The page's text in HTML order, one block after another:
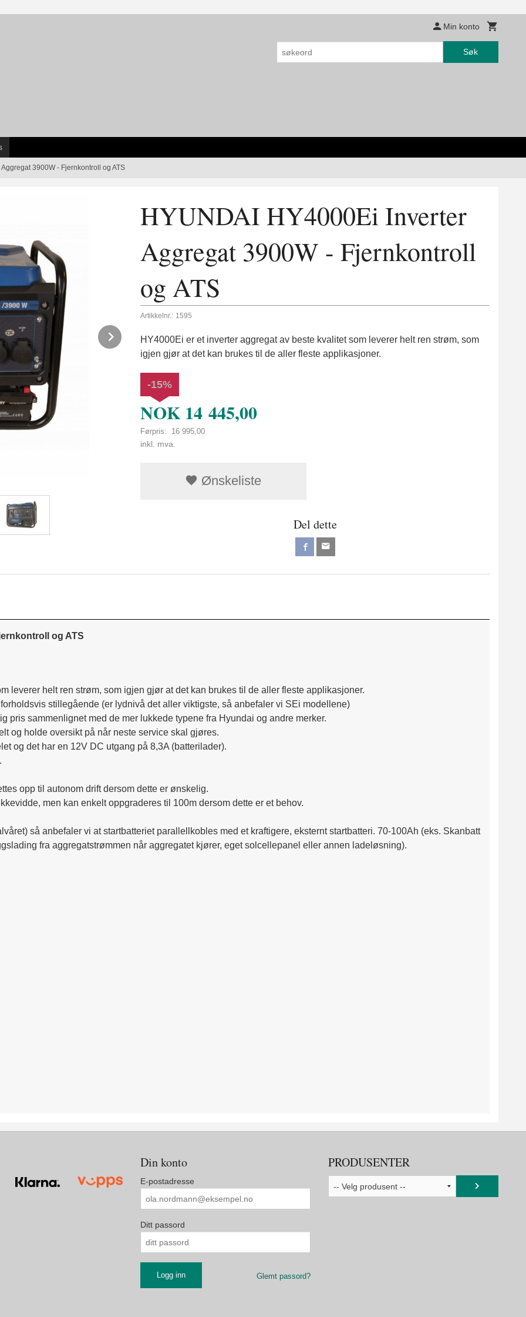
Min konto
Søk
3900W - Fjernkontroll og ATS
Next
HYUNDAI HY4000Ei Inverter
Aggregat 3900W - Fjernkontroll
og ATS
Artikkelnr.: 1595
HY4000Ei er et inverter aggregat av beste kvalitet som leverer helt ren strøm, som
igjen gjør at det kan brukes til de aller fleste applikasjoner.
NOK 14 445,00
Førpris: 16 995,00
Rabatt
-15%
inkl. mva.
Ønskeliste
Del dette
og ATS
leverer helt ren strøm, som igjen gjør at det kan brukes til de aller fleste applikasjoner.
stillegående (er lydnivå det aller viktigste, så anbefaler vi SEi modellene)
pris sammenlignet med de mer lukkede typene fra Hyundai og andre merker.
og holde oversikt på når neste service skal gjøres.
og det har en 12V DC utgang på 8,3A (batterilader).
opp til autonom drift dersom dette er ønskelig.
men kan enkelt oppgraderes til 100m dersom dette er et behov.
så anbefaler vi at startbatteriet parallellkobles med et kraftigere, eksternt startbatteri. 70-100Ah (eks. Skanbatt
fra aggregatstrømmen når aggregatet kjører, eget solcellepanel eller annen ladeløsning).
Din konto
E-postadresse
Ditt passord
Glemt passord?
PRODUSENTER